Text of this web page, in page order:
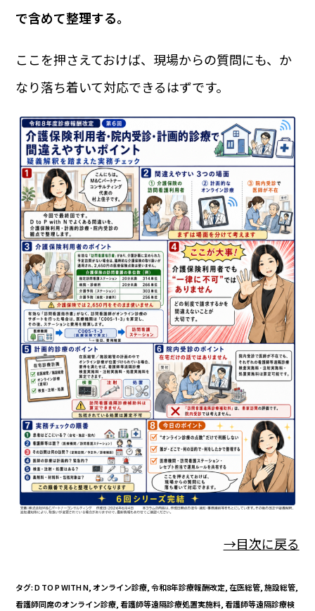
で含めて整理する。
ここを押さえておけば、現場からの質問にも、か
なり落ち着いて対応できるはずです。
→目次に戻る
タグ:D TO P WITH N, オンライン診療, 令和8年診療報酬改定, 在医総管, 施設総管,
看護師同席のオンライン診療, 看護師等遠隔診療処置実施料, 看護師等遠隔診療検